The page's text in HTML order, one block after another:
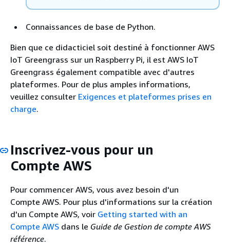
Connaissances de base de Python.
Bien que ce didacticiel soit destiné à fonctionner AWS
IoT Greengrass sur un Raspberry Pi, il est AWS IoT
Greengrass également compatible avec d'autres
plateformes. Pour de plus amples informations,
veuillez consulter Exigences et plateformes prises en
charge.
Inscrivez-vous pour un
Compte AWS
Pour commencer AWS, vous avez besoin d'un
Compte AWS. Pour plus d'informations sur la création
d'un Compte AWS, voir Getting started with an
Compte AWS dans le Guide de Gestion de compte AWS
référence.